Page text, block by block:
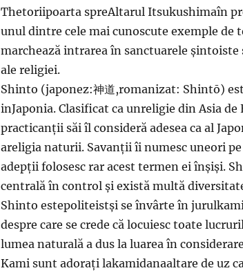
Thetoriipoarta spreAltarul Itsukushimaîn
unul dintre cele mai cunoscute exemple
marchează intrarea în sanctuarele
ale religiei.
Shinto (japonez:神道,romanizat: Shintō)
inJaponia. Clasificat ca unreligie din Asia
practicanții săi îl consideră adesea ca al
areligia naturii. Savanții îi numesc uneori
adepții folosesc rar acest termen ei înșiși.
centrală în control și există multă
Shinto estepoliteistși se învârte în
despre care se crede că locuiesc toate
lumea naturală a dus la luarea în
Kami sunt adorați lakamidanaaltare de uz